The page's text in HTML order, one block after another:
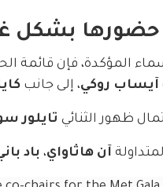
بشكل
المؤكدة، فإن قائمة
آيساب روكي، إلى جانب
ظهور الثنائي تايلور
آن هاثاواي، باد